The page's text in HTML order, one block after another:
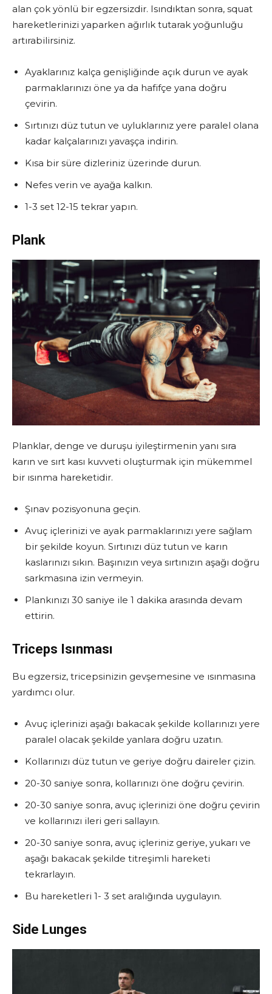
alan çok yönlü bir egzersizdir. Isındıktan sonra, squat
hareketlerinizi yaparken ağırlık tutarak yoğunluğu
artırabilirsiniz.
Ayaklarınız kalça genişliğinde açık durun ve ayak
parmaklarınızı öne ya da hafifçe yana doğru
çevirin.
Sırtınızı düz tutun ve uyluklarınız yere paralel olana
kadar kalçalarınızı yavaşça indirin.
Kısa bir süre dizleriniz üzerinde durun.
Nefes verin ve ayağa kalkın.
1-3 set 12-15 tekrar yapın.
Plank
Planklar, denge ve duruşu iyileştirmenin yanı sıra
karın ve sırt kası kuvveti oluşturmak için mükemmel
bir ısınma hareketidir.
Şınav pozisyonuna geçin.
Avuç içlerinizi ve ayak parmaklarınızı yere sağlam
bir şekilde koyun. Sırtınızı düz tutun ve karın
kaslarınızı sıkın. Başınızın veya sırtınızın aşağı doğru
sarkmasına izin vermeyin.
Plankınızı 30 saniye ile 1 dakika arasında devam
ettirin.
Triceps Isınması
Bu egzersiz, tricepsinizin gevşemesine ve ısınmasına
yardımcı olur.
Avuç içlerinizi aşağı bakacak şekilde kollarınızı yere
paralel olacak şekilde yanlara doğru uzatın.
Kollarınızı düz tutun ve geriye doğru daireler çizin.
20-30 saniye sonra, kollarınızı öne doğru çevirin.
20-30 saniye sonra, avuç içlerinizi öne doğru çevirin
ve kollarınızı ileri geri sallayın.
20-30 saniye sonra, avuç içleriniz geriye, yukarı ve
aşağı bakacak şekilde titreşimli hareketi
tekrarlayın.
Bu hareketleri 1- 3 set aralığında uygulayın.
Side Lunges